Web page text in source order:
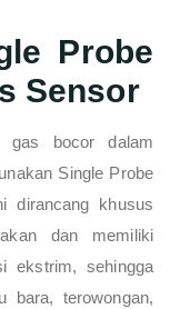
Probe
Sensor
gas bocor dalam
Single Probe
dirancang khusus
dan memiliki
ekstrim, sehingga
bara, terowongan,